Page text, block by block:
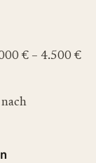
€ – 4.500 €